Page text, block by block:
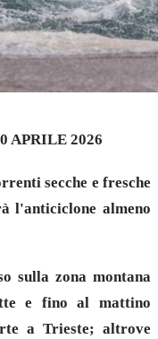
APRILE 2026
secche e fresche
l'anticiclone almeno
sulla zona montana
e fino al mattino
a Trieste; altrove